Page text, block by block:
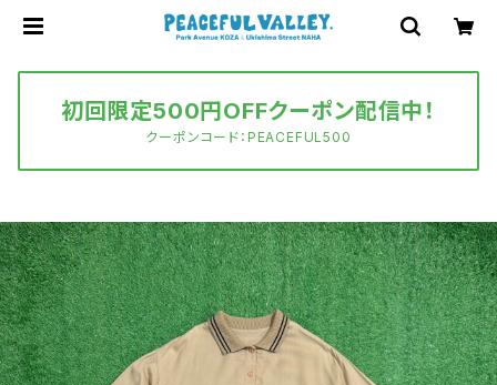
初回限定500円OFFクーポン配信中！
クーポンコード：PEACEFUL500